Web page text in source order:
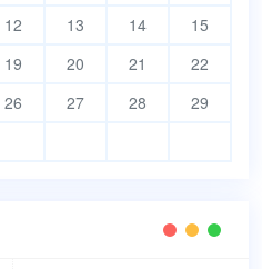
12 13 14
15
19 20 21
22
26 27 28
29